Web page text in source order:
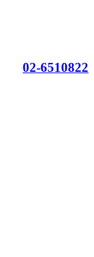
02-6510822